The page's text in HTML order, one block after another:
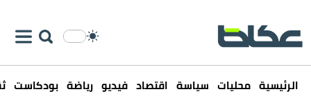
الرئيسية محليات سياسة اقتصاد فيديو رياضة بودكاست